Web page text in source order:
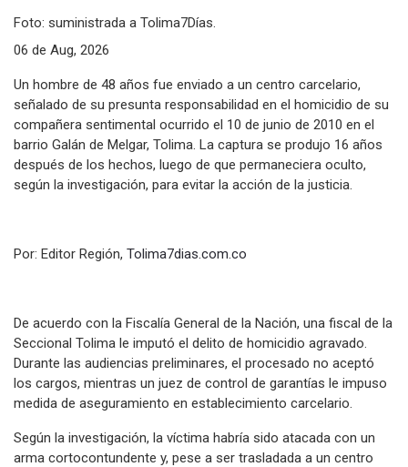
Foto: suministrada a Tolima7Días.
06 de Aug, 2026
Un hombre de 48 años fue enviado a un centro carcelario,
señalado de su presunta responsabilidad en el homicidio de su
compañera sentimental ocurrido el 10 de junio de 2010 en el
barrio Galán de Melgar, Tolima. La captura se produjo 16 años
después de los hechos, luego de que permaneciera oculto,
según la investigación, para evitar la acción de la justicia.
Por: Editor Región, Tolima7dias.com.co
De acuerdo con la Fiscalía General de la Nación, una fiscal de la
Seccional Tolima le imputó el delito de homicidio agravado.
Durante las audiencias preliminares, el procesado no aceptó
los cargos, mientras un juez de control de garantías le impuso
medida de aseguramiento en establecimiento carcelario.
Según la investigación, la víctima habría sido atacada con un
arma cortocontundente y, pese a ser trasladada a un centro